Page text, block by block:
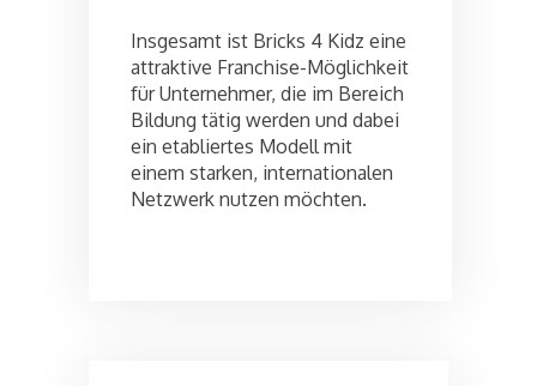
Insgesamt ist Bricks 4 Kidz eine
attraktive Franchise-Möglichkeit
für Unternehmer, die im Bereich
Bildung tätig werden und dabei
ein etabliertes Modell mit
einem starken, internationalen
Netzwerk nutzen möchten.